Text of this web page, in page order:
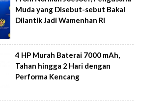
Muda yang Disebut-sebut Bakal
Dilantik Jadi Wamenhan RI
4 HP Murah Baterai 7000 mAh,
Tahan hingga 2 Hari dengan
Performa Kencang